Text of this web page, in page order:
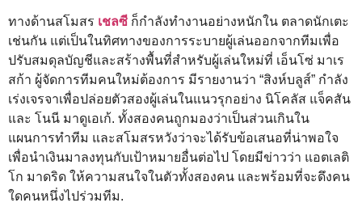
ทางด้านสโมสร เชลซี ก็กำลังทำงานอย่างหนักใน ตลาดนักเตะ
เช่นกัน แต่เป็นในทิศทางของการระบายผู้เล่นออกจากทีมเพื่อ
ปรับสมดุลบัญชีและสร้างพื้นที่สำหรับผู้เล่นใหม่ที่ เอ็นโซ่ มาเร
สก้า ผู้จัดการทีมคนใหม่ต้องการ มีรายงานว่า “สิงห์บลูส์” กำลัง
เร่งเจรจาเพื่อปล่อยตัวสองผู้เล่นในแนวรุกอย่าง นิโคลัส แจ็คสัน
และ โนนี มาดูเอเก้. ทั้งสองคนถูกมองว่าเป็นส่วนเกินใน
แผนการทำทีม และสโมสรหวังว่าจะได้รับข้อเสนอที่น่าพอใจ
เพื่อนำเงินมาลงทุนกับเป้าหมายอื่นต่อไป โดยมีข่าวว่า แอตเลติ
โก มาดริด ให้ความสนใจในตัวทั้งสองคน และพร้อมที่จะดึงคน
ใดคนหนึ่งไปร่วมทีม.